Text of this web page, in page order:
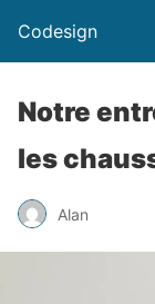
Codesign
Notre
les
Alan